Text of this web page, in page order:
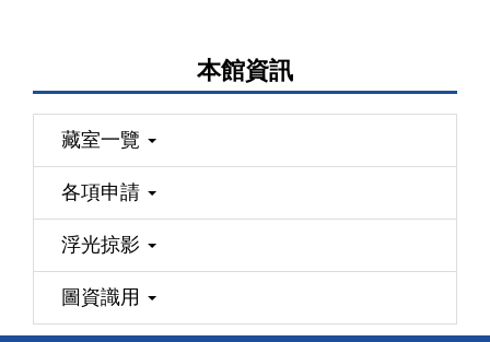
本館資訊
藏室一覽
各項申請
浮光掠影
圖資識用